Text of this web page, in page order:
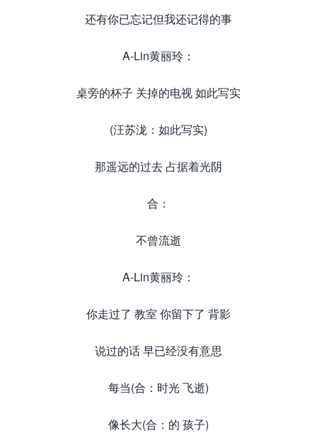
还有你已忘记但我还记得的事
A-Lin黄丽玲：
桌旁的杯子 关掉的电视 如此写实
(汪苏泷：如此写实)
那遥远的过去 占据着光阴
合：
不曾流逝
A-Lin黄丽玲：
你走过了 教室 你留下了 背影
说过的话 早已经没有意思
每当(合：时光 飞逝)
像长大(合：的 孩子)